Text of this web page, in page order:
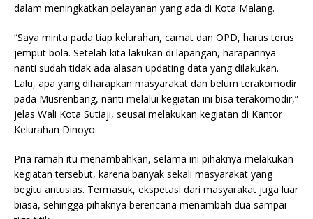
dalam meningkatkan pelayanan yang ada di Kota Malang.
“Saya minta pada tiap kelurahan, camat dan OPD, harus terus
jemput bola. Setelah kita lakukan di lapangan, harapannya
nanti sudah tidak ada alasan updating data yang dilakukan.
Lalu, apa yang diharapkan masyarakat dan belum terakomodir
pada Musrenbang, nanti melalui kegiatan ini bisa terakomodir,”
jelas Wali Kota Sutiaji, seusai melakukan kegiatan di Kantor
Kelurahan Dinoyo.
Pria ramah itu menambahkan, selama ini pihaknya melakukan
kegiatan tersebut, karena banyak sekali masyarakat yang
begitu antusias. Termasuk, ekspetasi dari masyarakat juga luar
biasa, sehingga pihaknya berencana menambah dua sampai